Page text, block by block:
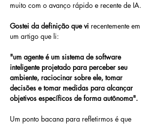
muito com o avanço rápido e recente de IA.
Gostei da definição que vi recentemente em
um artigo que li:
"um agente é um sistema de software
inteligente projetado para perceber seu
ambiente, raciocinar sobre ele, tomar
decisões e tomar medidas para alcançar
objetivos específicos de forma autônoma".
Um ponto bacana para refletirmos é que